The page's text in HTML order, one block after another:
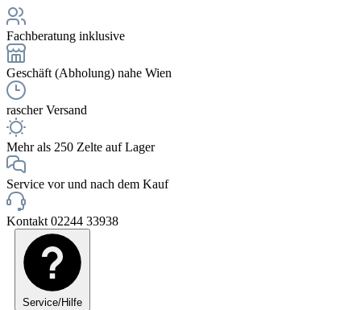
Fachberatung inklusive
Geschäft (Abholung) nahe Wien
rascher Versand
Mehr als 250 Zelte auf Lager
Service vor und nach dem Kauf
Kontakt 02244 33938
Service/Hilfe